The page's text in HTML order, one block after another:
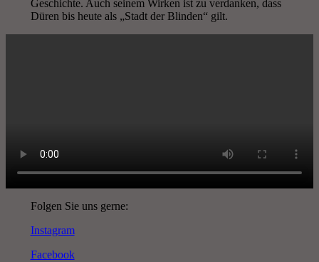
Geschichte. Auch seinem Wirken ist zu verdanken, dass
Düren bis heute als „Stadt der Blinden“ gilt.
Folgen Sie uns gerne:
Instagram
Facebook